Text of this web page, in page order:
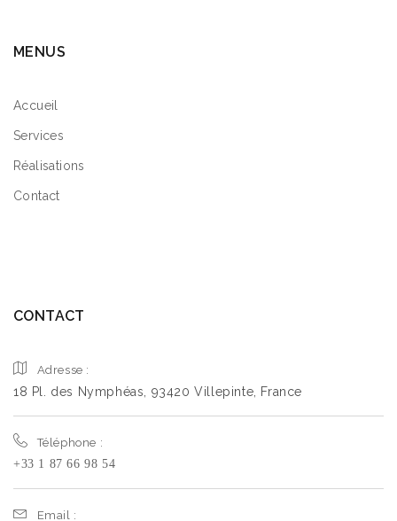
MENUS
Accueil
Services
Réalisations
Contact
CONTACT
Adresse :
18 Pl. des Nymphéas, 93420 Villepinte, France
Téléphone :
+33 1 87 66 98 54
Email :